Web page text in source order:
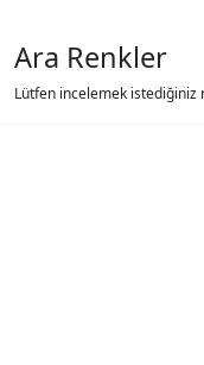
Ara Renkler
Lütfen incelemek istediğiniz